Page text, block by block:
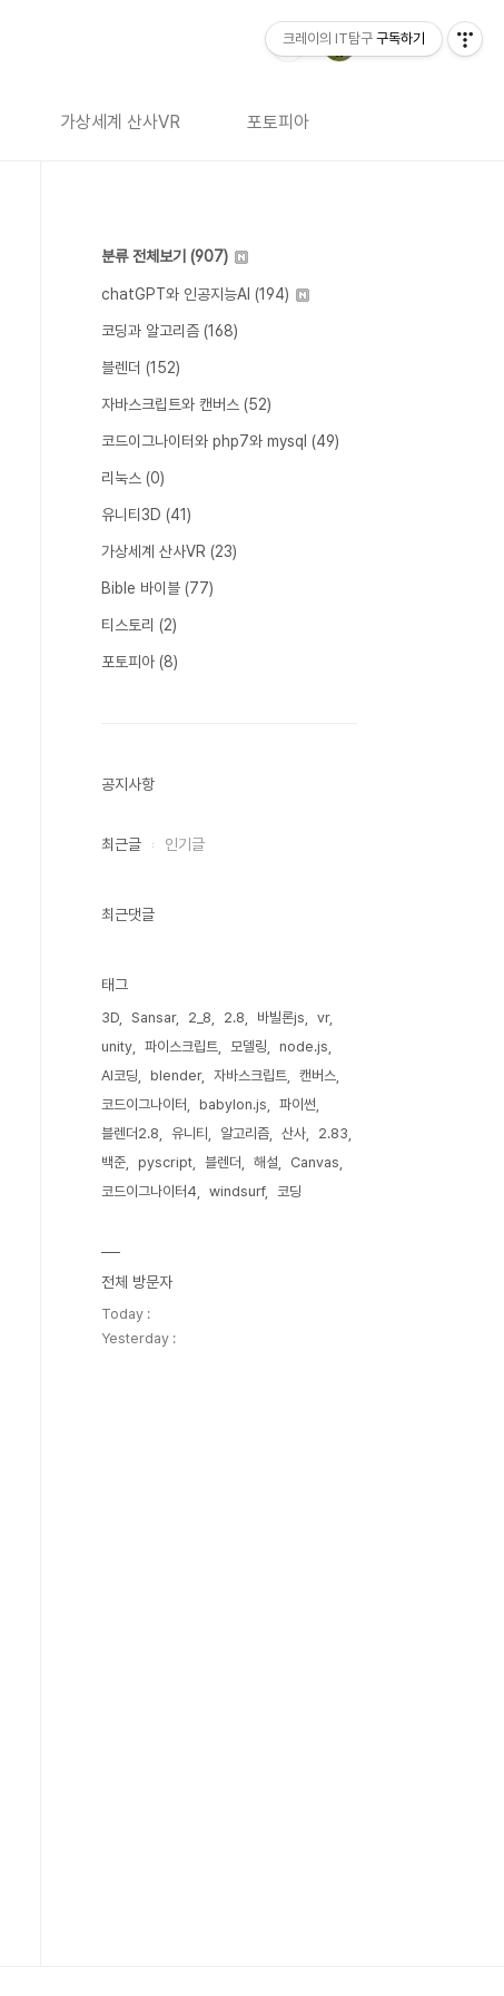
가상세계 산사VR 포토피아
분류 전체보기 (907)
chatGPT와 인공지능AI (194)
코딩과 알고리즘 (168)
블렌더 (152)
자바스크립트와 캔버스 (52)
코드이그나이터와 php7와 mysql (49)
리눅스 (0)
유니티3D (41)
가상세계 산사VR (23)
Bible 바이블 (77)
티스토리 (2)
포토피아 (8)
공지사항
최근글 인기글
최근댓글
태그
3D Sansar 2_8 2.8 바빌론js
vr
unity
파이스크립트 모델링
node.js
AI코딩
blender 자바스크립트
캔버스
코드이그나이터
babylon.js
파이썬
블렌더2.8
유니티 알고리즘 산사
2.83
백준
pyscript 블렌더 해설
Canvas
코드이그나이터4
windsurf 코딩
전체 방문자
Today :
Yesterday :
크레이의 IT탐구 구독하기